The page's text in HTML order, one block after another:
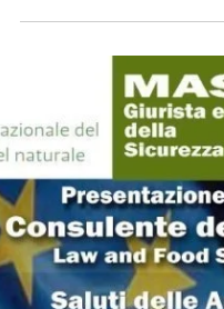
NEW PAR
Il 22 ° Congresso
dell'EFLA
rinazionalizzazione.
la legislazione...